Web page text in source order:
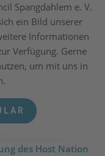
Spangdahlem e. V.
ein Bild unserer
Informationen
Verfügung. Gerne
um mit uns in